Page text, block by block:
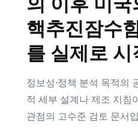
핵추진잠수
를 실제로
정보성·정책 분석 목적의
적 세부 설계나 제조 지침
관점의 고수준 검토 문서